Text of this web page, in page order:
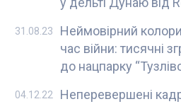
Неймовірний
час війни: тисячні
до нацпарку
31.08.23
Неперевершені
04.12.22